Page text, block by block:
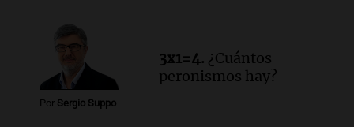
Por Sergio Suppo
3x1=4. ¿Cuántos
peronismos hay?